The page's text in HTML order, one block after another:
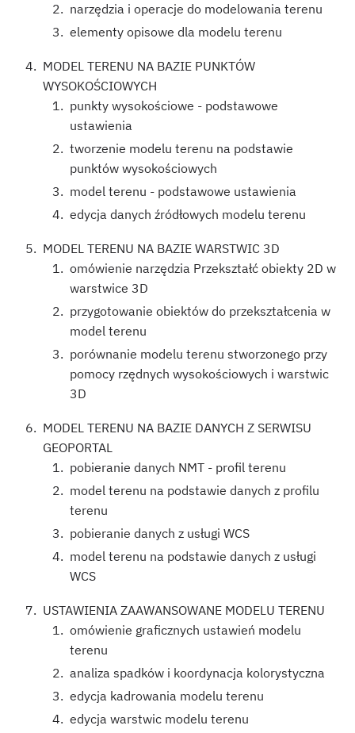
narzędzia i operacje do modelowania terenu
elementy opisowe dla modelu terenu
MODEL TERENU NA BAZIE PUNKTÓW
WYSOKOŚCIOWYCH
punkty wysokościowe - podstawowe
ustawienia
tworzenie modelu terenu na podstawie
punktów wysokościowych
model terenu - podstawowe ustawienia
edycja danych źródłowych modelu terenu
MODEL TERENU NA BAZIE WARSTWIC 3D
omówienie narzędzia Przekształć obiekty 2D w
warstwice 3D
przygotowanie obiektów do przekształcenia w
model terenu
porównanie modelu terenu stworzonego przy
pomocy rzędnych wysokościowych i warstwic
3D
MODEL TERENU NA BAZIE DANYCH Z SERWISU
GEOPORTAL
pobieranie danych NMT - profil terenu
model terenu na podstawie danych z profilu
terenu
pobieranie danych z usługi WCS
model terenu na podstawie danych z usługi
WCS
USTAWIENIA ZAAWANSOWANE MODELU TERENU
omówienie graficznych ustawień modelu
terenu
analiza spadków i koordynacja kolorystyczna
edycja kadrowania modelu terenu
edycja warstwic modelu terenu